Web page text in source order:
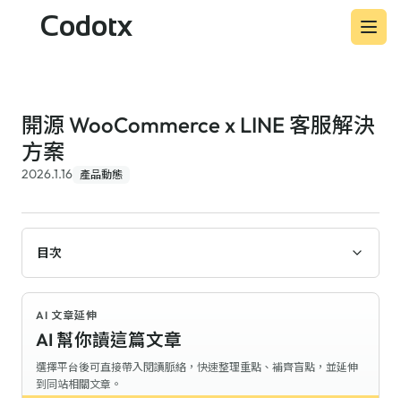
Codotx
開源 WooCommerce x LINE 客服解決
方案
2026.1.16 產品動態
目次
AI 文章延伸
AI 幫你讀這篇文章
選擇平台後可直接帶入閱讀脈絡，快速整理重點、補齊盲點，並延伸
到同站相關文章。